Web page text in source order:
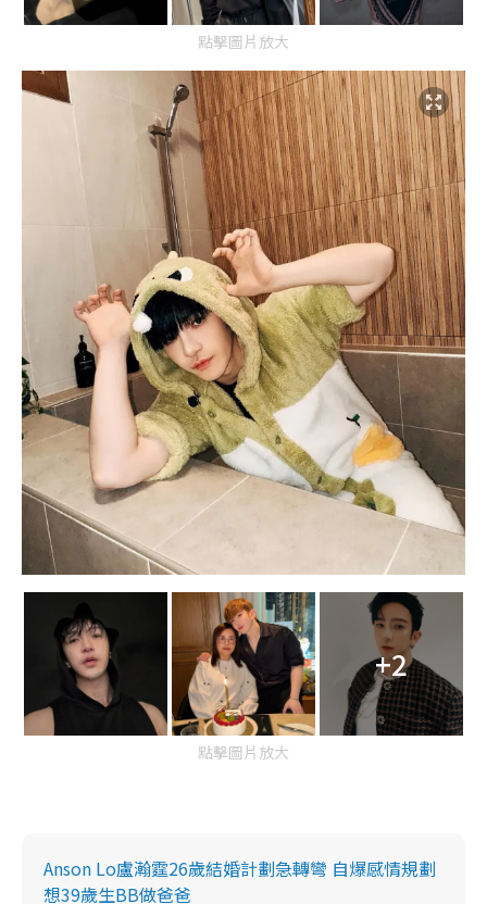
點擊圖片放大
+2
點擊圖片放大
Anson Lo盧瀚霆26歲結婚計劃急轉彎 自爆感情規劃
想39歲生BB做爸爸